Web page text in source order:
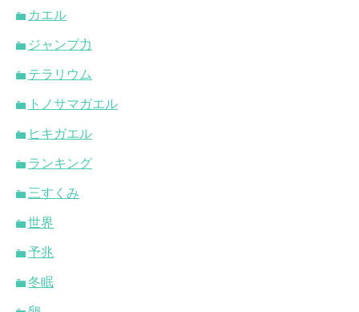
カエル
ジャンプ力
テラリウム
トノサマガエル
ヒキガエル
ランキング
三すくみ
世界
予兆
冬眠